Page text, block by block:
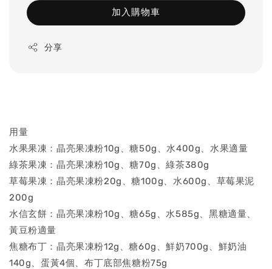
加入購物車
分享
用量
水果果凍：晶亮果凍粉10g、糖50g、水400g、水果適量
綠茶果凍：晶亮果凍粉10g、糖70g、綠茶380g
草莓果凍：晶亮果凍粉20g、糖100g、水600g、草莓果泥
200g
水信玄餅：晶亮果凍粉10g、糖65g、水585g、黑糖適量、
黃豆粉適量
焦糖布丁：晶亮果凍粉12g、糖60g、鮮奶700g、鮮奶油
140g、蛋黃4個、布丁底部焦糖粉75g